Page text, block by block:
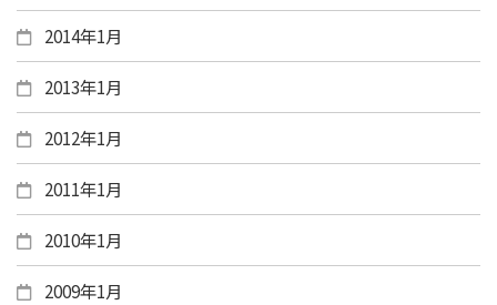
2014年1月
2013年1月
2012年1月
2011年1月
2010年1月
2009年1月